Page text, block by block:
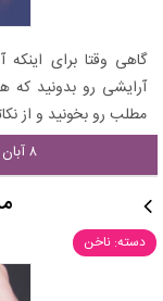
گاهی وقتا برای اینکه
آرایشی رو بدونید که
مطلب رو بخونید و از
۸ آبان ۱۳۹۵ - ۱۱:۲۹
دسته: ناخن